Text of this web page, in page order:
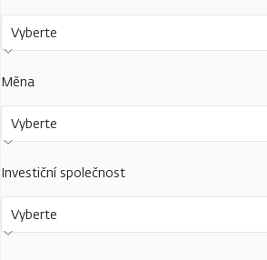
Vyberte
Měna
Vyberte
Investiční společnost
Vyberte